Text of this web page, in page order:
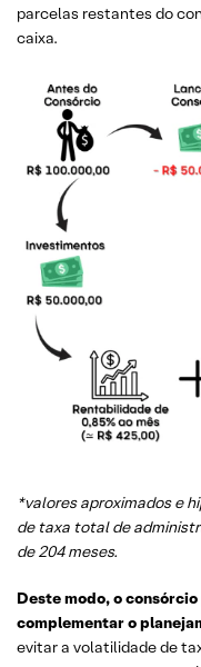
parcelas restantes do
caixa.
*valores aproximados e
de taxa total de
de 204 meses.
Deste modo, o
complementar o
evitar a volatilidade de